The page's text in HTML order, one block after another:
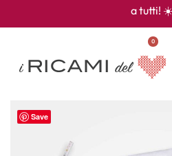
a tutti! ☀️
0
Save